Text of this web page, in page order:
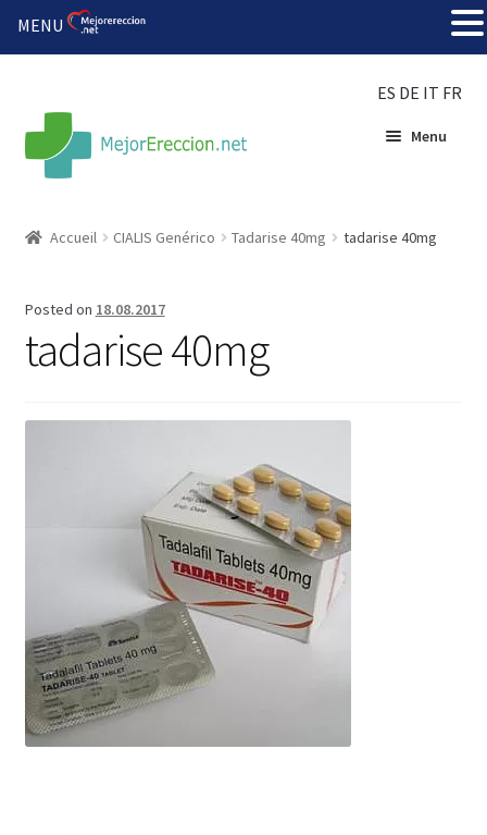
ES DE IT FR
Menu
Organiser une fête
Voyage romantique.
Comment choisir?
Base de données de produits
D’accord
Accueil CIALIS Genérico Tadarise 40mg tadarise 40mg
Posted on 18.08.2017
tadarise 40mg
MENU